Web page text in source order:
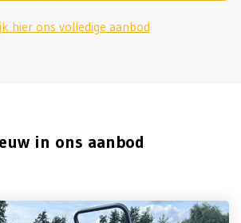
hier ons volledige aanbod
in ons aanbod